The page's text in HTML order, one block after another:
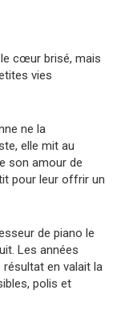
cœur brisé, mais
vies
ne la
elle mit au
son amour de
pour leur offrir un
de piano le
Les années
en valait la
polis et